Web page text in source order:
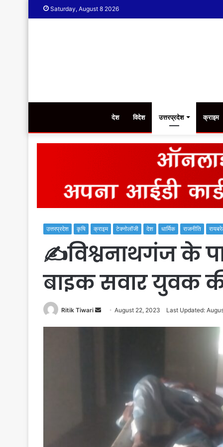
Saturday, August 8 2026
देश विदेश उत्तरप्रदेश क्राइम
उत्तरप्रदेश कृषि क्राइम टेक्नोलॉजी देश धार्मिक राजनीति
✍️विश्वनाथगंज के
बाइक सवार युवक
Ritik Tiwari
Send August 22, 2023 Last Updated: